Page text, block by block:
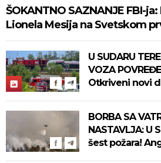
ŠOKANTNO SAZNANJE FBI-
Lionela Mesija na Svetskom
U SUDARU
VOZA
Otkriveni novi
BORBA SA
NASTAVLJA:
šest požara!